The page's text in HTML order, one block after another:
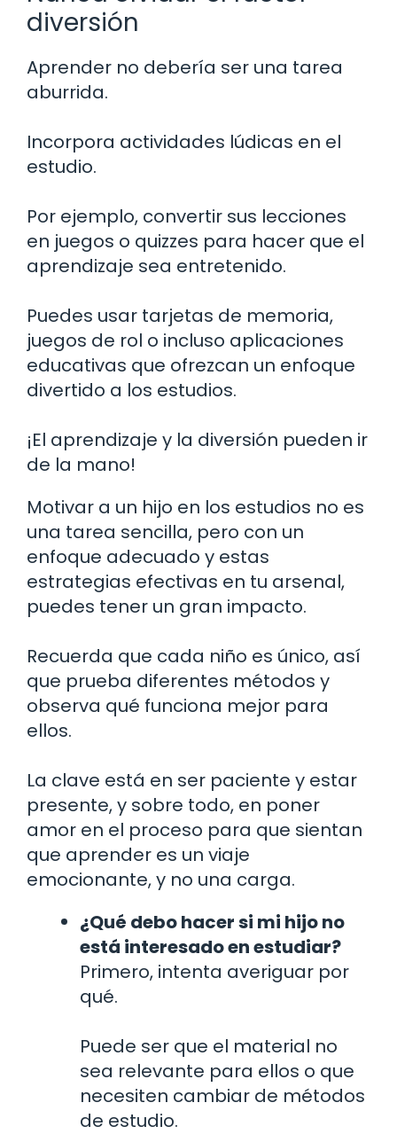
diversión
Aprender no debería ser una tarea
aburrida.
Incorpora actividades lúdicas en el
estudio.
Por ejemplo, convertir sus lecciones
en juegos o quizzes para hacer que el
aprendizaje sea entretenido.
Puedes usar tarjetas de memoria,
juegos de rol o incluso aplicaciones
educativas que ofrezcan un enfoque
divertido a los estudios.
¡El aprendizaje y la diversión pueden ir
de la mano!
Motivar a un hijo en los estudios no es
una tarea sencilla, pero con un
enfoque adecuado y estas
estrategias efectivas en tu arsenal,
puedes tener un gran impacto.
Recuerda que cada niño es único, así
que prueba diferentes métodos y
observa qué funciona mejor para
ellos.
La clave está en ser paciente y estar
presente, y sobre todo, en poner
amor en el proceso para que sientan
que aprender es un viaje
emocionante, y no una carga.
¿Qué debo hacer si mi hijo no
está interesado en estudiar?
Primero, intenta averiguar por
qué.
Puede ser que el material no
sea relevante para ellos o que
necesiten cambiar de métodos
de estudio.